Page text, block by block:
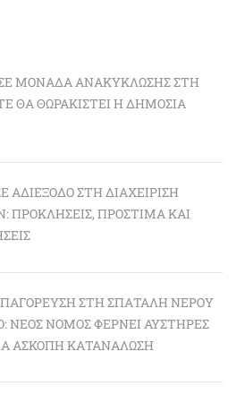
ΜΟΝΆΔΑ ΑΝΑΚΎΚΛΩΣΗΣ ΣΤΗ
ΘΑ ΘΩΡΑΚΙΣΤΕΊ Η ΔΗΜΌΣΙΑ
ΑΔΙΈΞΟΔΟ ΣΤΗ ΔΙΑΧΕΊΡΙΣΗ
ΠΡΟΚΛΉΣΕΙΣ, ΠΡΌΣΤΙΜΑ ΚΑΙ
ΣΤΗ ΣΠΑΤΆΛΗ ΝΕΡΟΎ
ΝΈΟΣ ΝΌΜΟΣ ΦΈΡΝΕΙ ΑΥΣΤΗΡΈΣ
ΆΣΚΟΠΗ ΚΑΤΑΝΆΛΩΣΗ